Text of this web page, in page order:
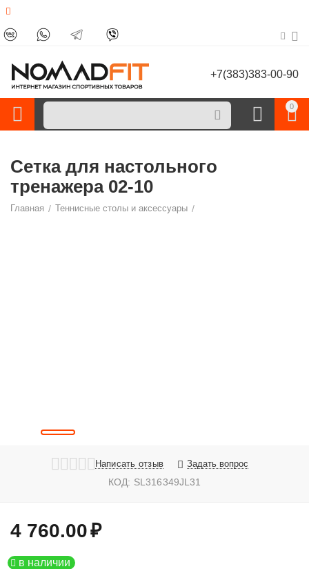
+7(383)383-00-90
0
Сетка для настольного
тренажера 02-10
Главная / Теннисные столы и аксессуары /
Написать отзыв Задать вопрос
КОД: SL316349JL31
4 760.00₽
в наличии